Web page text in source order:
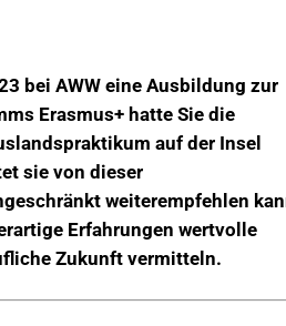
bei AWW eine Ausbildung zur
Erasmus+ hatte Sie die
auf der Insel
sie von dieser
weiterempfehlen
Erfahrungen wertvolle
Zukunft vermitteln.